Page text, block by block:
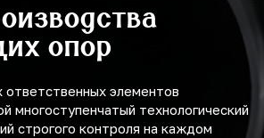
опор
ответственных элементов
многоступенчатый технологический
строгого контроля на каждом